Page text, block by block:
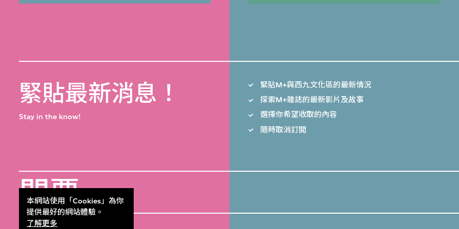
本網站使用「Cookies」為你
提供最好的網站體驗。
了解更多
緊貼最新消息！
Stay in the know!
緊貼M+與西九文化區的最新情況
探索M+雜誌的最新影片及故事
選擇你希望收取的內容
隨時取消訂閲
門票 Get Tickets